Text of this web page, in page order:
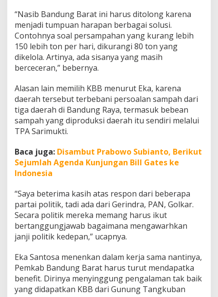
“Nasib Bandung Barat ini harus ditolong karena
menjadi tumpuan harapan berbagai solusi.
Contohnya soal persampahan yang kurang lebih
150 lebih ton per hari, dikurangi 80 ton yang
dikelola. Artinya, ada sisanya yang masih
berceceran,” bebernya.
Alasan lain memilih KBB menurut Eka, karena
daerah tersebut terbebani persoalan sampah dari
tiga daerah di Bandung Raya, termasuk bebean
sampah yang diproduksi daerah itu sendiri melalui
TPA Sarimukti.
Baca juga: Disambut Prabowo Subianto, Berikut
Sejumlah Agenda Kunjungan Bill Gates ke
Indonesia
“Saya beterima kasih atas respon dari beberapa
partai politik, tadi ada dari Gerindra, PAN, Golkar.
Secara politik mereka memang harus ikut
bertanggungjawab bagaimana mengawarhkan
janji politik kedepan,” ucapnya.
Eka Santosa menenkan dalam kerja sama nantinya,
Pemkab Bandung Barat harus turut mendapatka
benefit. Dirinya menyinggung pengalaman tak baik
yang didapatkan KBB dari Gunung Tangkuban